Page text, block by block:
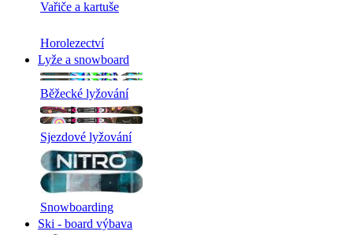
Vařiče a kartuše
Horolezectví
Lyže a snowboard
Běžecké lyžování
Sjezdové lyžování
Snowboarding
Ski - board výbava